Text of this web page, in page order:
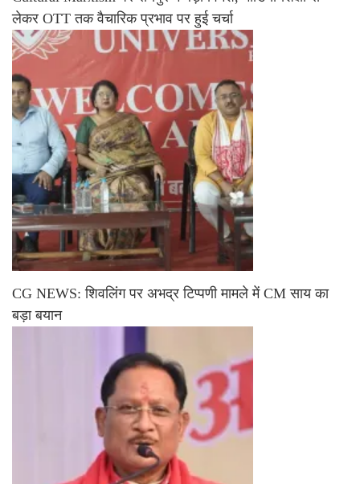
लेकर OTT तक वैचारिक प्रभाव पर हुई चर्चा
CG NEWS: शिवलिंग पर अभद्र टिप्पणी मामले में CM साय का
बड़ा बयान